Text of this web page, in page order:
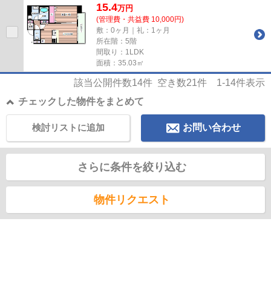
15.4万円
(管理費・共益費 10,000円)
敷：0ヶ月｜礼：1ヶ月
所在階：5階
間取り：1LDK
面積：35.03㎡
該当公開件数14件 空き数21件 1-14件表示
チェックした物件をまとめて
お問い合わせ
検討リストに追加
さらに条件を絞り込む
物件リクエスト